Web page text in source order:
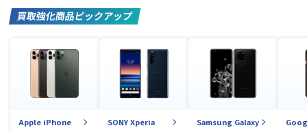
買取強化商品ピックアップ
Apple iPhone SONY Xperia Samsung Galaxy